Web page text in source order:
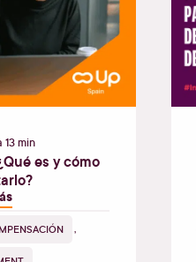
min
es y cómo
,